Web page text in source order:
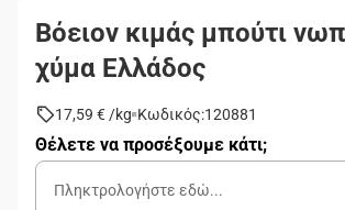
Βόειον κιμάς μπούτι
χύμα Ελλάδος
17,59 € /kg Κωδικός:120881
Θέλετε να προσέξουμε κάτι;